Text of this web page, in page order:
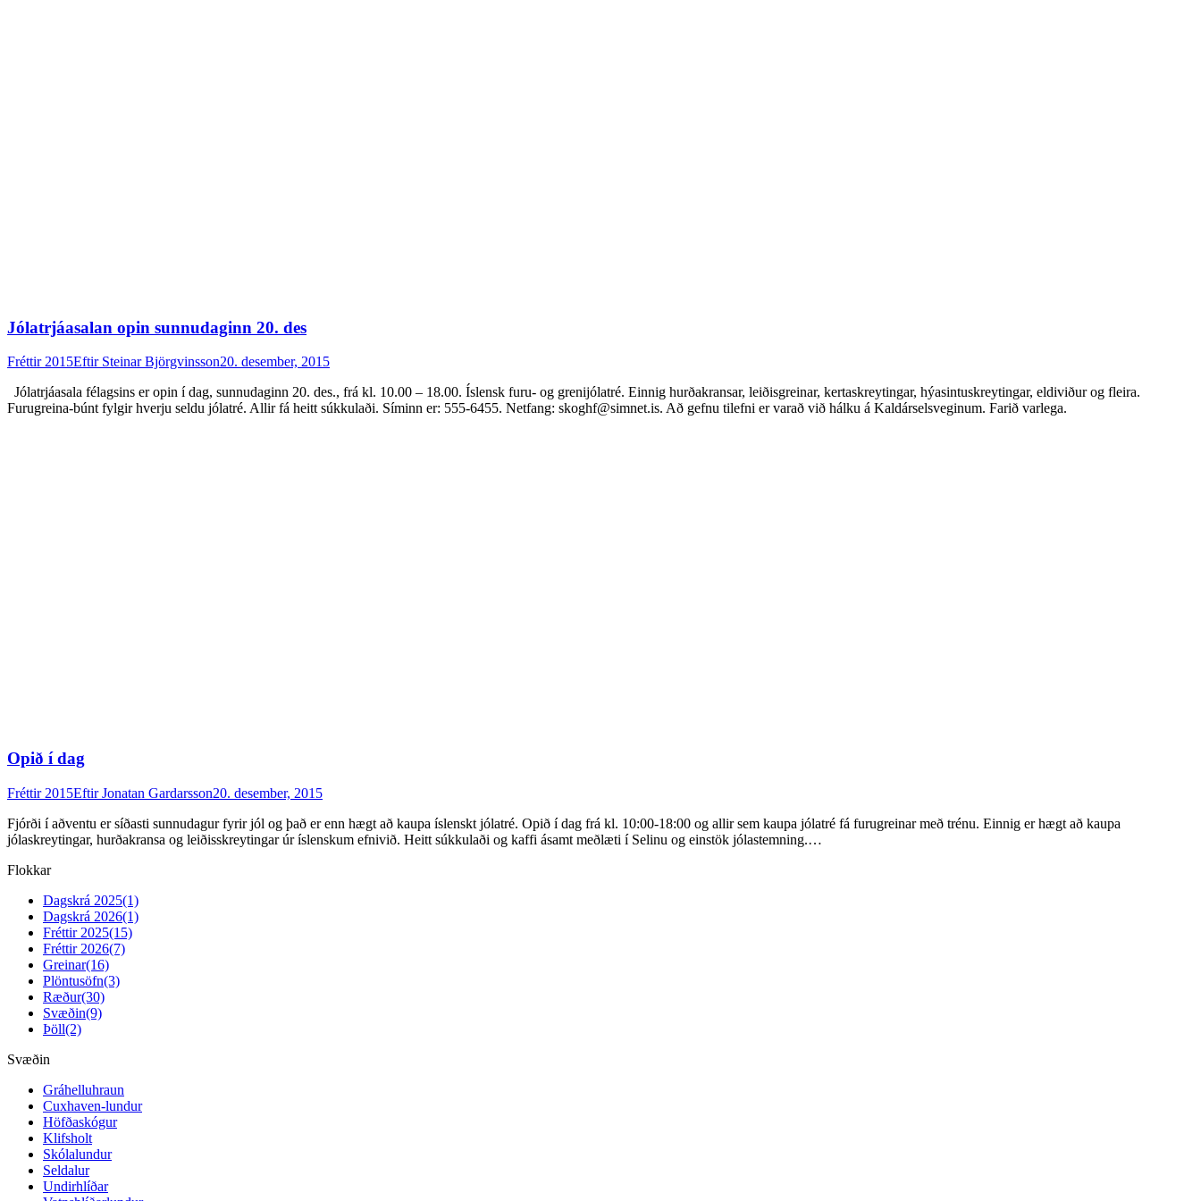
Jólatrjáasalan opin sunnudaginn 20. des
Fréttir 2015Eftir Steinar Björgvinsson20. desember, 2015
Jólatrjáasala félagsins er opin í dag, sunnudaginn 20. des., frá kl. 10.00 – 18.00. Íslensk furu- og grenijólatré. Einnig hurðakransar, leiðisgreinar, kertaskreytingar, hýasintuskreytingar, eldiviður og fleira.
Furugreina-búnt fylgir hverju seldu jólatré. Allir fá heitt súkkulaði. Síminn er: 555-6455. Netfang: skoghf@simnet.is. Að gefnu tilefni er varað við hálku á Kaldárselsveginum. Farið varlega.
Opið í dag
Fréttir 2015EftirJonatan Gardarsson20. desember, 2015
Fjórði í aðventu er síðasti sunnudagur fyrir jól og það er enn hægt að kaupa íslenskt jólatré. Opið í dag frá kl. 10:00-18:00 og allir sem kaupa jólatré fá furugreinar með trénu. Einnig er hægt að kaupa
jólaskreytingar, hurðakransa og leiðisskreytingar úr íslenskum efnivið. Heitt súkkulaði og kaffi ásamt meðlæti í Selinu og einstök jólastemning.…
Flokkar
Dagskrá 2025(1)
Dagskrá 2026(1)
Fréttir 2025(15)
Fréttir 2026(7)
Greinar(16)
Plöntusöfn(3)
Ræður(30)
Svæðin(9)
Þöll(2)
Svæðin
Gráhelluhraun
Cuxhaven-lundur
Höfðaskógur
Klifsholt
Skólalundur
Seldalur
Undirhlíðar